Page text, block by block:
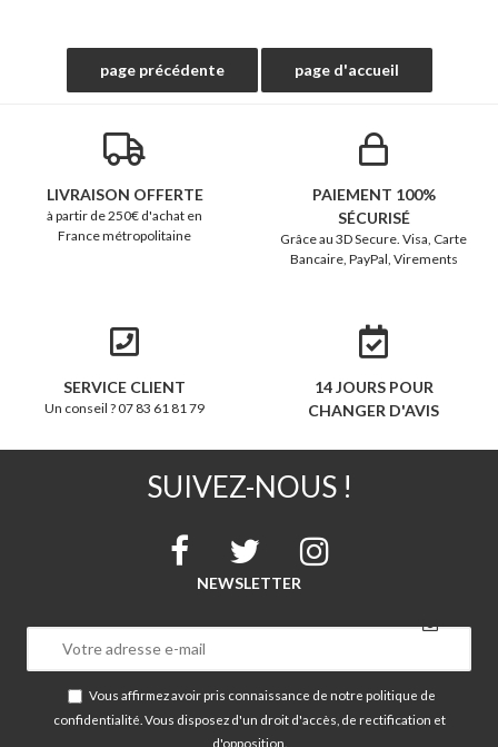
LIVRAISON OFFERTE
à partir de 250€ d'achat en
France métropolitaine
PAIEMENT 100%
SÉCURISÉ
Grâce au 3D Secure. Visa, Carte
Bancaire, PayPal, Virements
SERVICE CLIENT
Un conseil ? 07 83 61 81 79
14 JOURS POUR
CHANGER D'AVIS
SUIVEZ-NOUS !
NEWSLETTER
Vous affirmez avoir pris connaissance de notre politique de
confidentialité . Vous disposez d'un droit d'accès, de rectification et
d'opposition.